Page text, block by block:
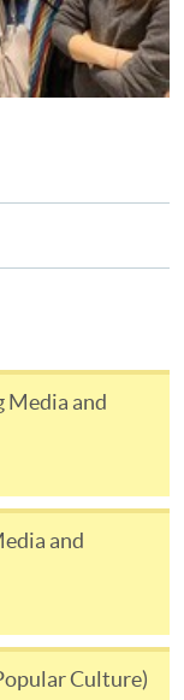
报名表格及有关
信封上请注明
业进修学院
币2,000元，可
请人必须为
员查询。
报名）及个
，申请人可在
VISA或
网上服务，学
）、支付宝
Media and
and
Culture)